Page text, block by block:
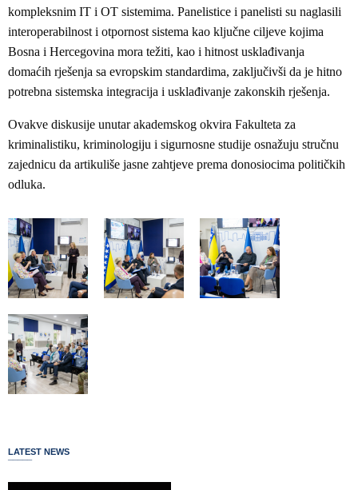
kompleksnim IT i OT sistemima. Panelistice i panelisti su naglasili
interoperabilnost i otpornost sistema kao ključne ciljeve kojima
Bosna i Hercegovina mora težiti, kao i hitnost usklađivanja
domaćih rješenja sa evropskim standardima, zaključivši da je hitno
potrebna sistemska integracija i usklađivanje zakonskih rješenja.
Ovakve diskusije unutar akademskog okvira Fakulteta za
kriminalistiku, kriminologiju i sigurnosne studije osnažuju stručnu
zajednicu da artikuliše jasne zahtjeve prema donosiocima političkih
odluka.
LATEST NEWS